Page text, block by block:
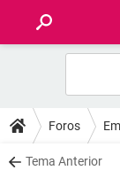
FOROS
SALUD
Foros
Tema Anterior